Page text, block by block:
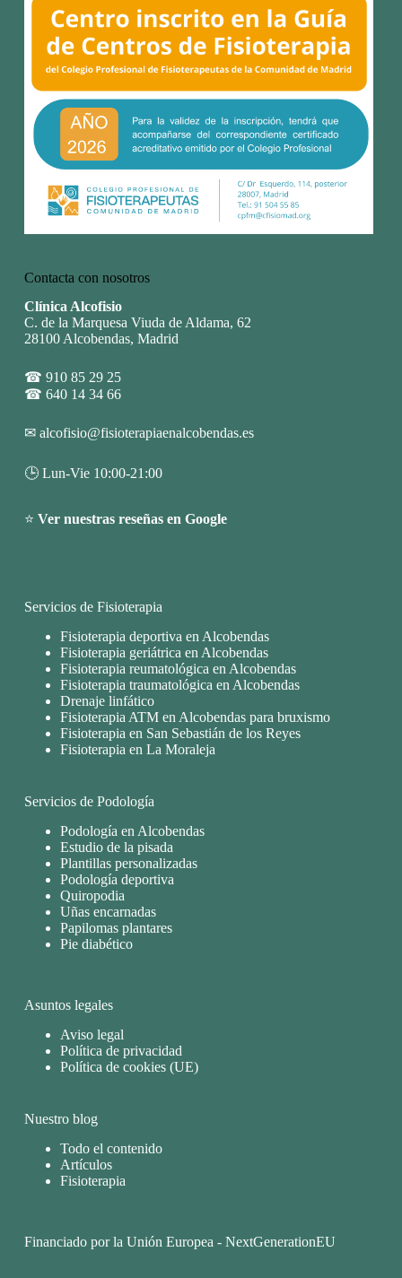
Contacta con nosotros
Clínica Alcofisio
C. de la Marquesa Viuda de Aldama, 62
28100 Alcobendas, Madrid
☎ 910 85 29 25
☎ 640 14 34 66
✉ alcofisio@fisioterapiaenalcobendas.es
🕒 Lun-Vie 10:00-21:00
⭐ Ver nuestras reseñas en Google
Servicios de Fisioterapia
Fisioterapia deportiva en Alcobendas
Fisioterapia geriátrica en Alcobendas
Fisioterapia reumatológica en Alcobendas
Fisioterapia traumatológica en Alcobendas
Drenaje linfático
Fisioterapia ATM en Alcobendas para bruxismo
Fisioterapia en San Sebastián de los Reyes
Fisioterapia en La Moraleja
Servicios de Podología
Podología en Alcobendas
Estudio de la pisada
Plantillas personalizadas
Podología deportiva
Quiropodia
Uñas encarnadas
Papilomas plantares
Pie diabético
Asuntos legales
Aviso legal
Política de privacidad
Política de cookies (UE)
Nuestro blog
Todo el contenido
Artículos
Fisioterapia
Financiado por la Unión Europea - NextGenerationEU